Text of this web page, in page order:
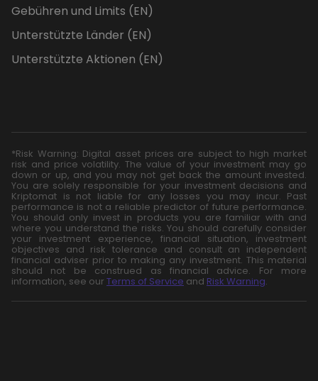
Gebühren und Limits (EN)
Unterstützte Länder (EN)
Unterstützte Aktionen (EN)
*Risk Warning: Digital asset prices are subject to high market
risk and price volatility. The value of your investment may go
down or up, and you may not get back the amount invested.
You are solely responsible for your investment decisions and
Kriptomat is not liable for any losses you may incur. Past
performance is not a reliable predictor of future performance.
You should only invest in products you are familiar with and
where you understand the risks. You should carefully consider
your investment experience, financial situation, investment
objectives and risk tolerance and consult an independent
financial adviser prior to making any investment. This material
should not be construed as financial advice. For more
information, see our Terms of Service and Risk Warning.